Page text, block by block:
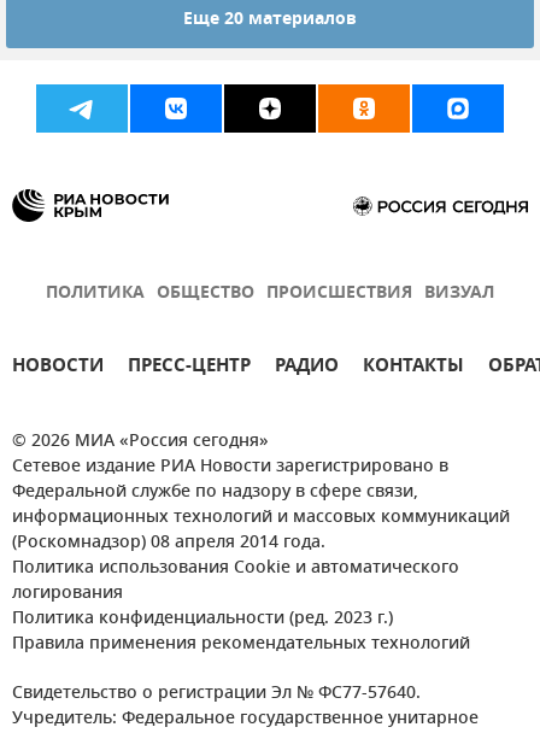
Еще 20 материалов
ПОЛИТИКА ОБЩЕСТВО ПРОИСШЕСТВИЯ ВИЗУАЛ
НОВОСТИ ПРЕСС-ЦЕНТР РАДИО КОНТАКТЫ
© 2026 МИА «Россия сегодня»
Сетевое издание РИА Новости зарегистрировано в
Федеральной службе по надзору в сфере связи,
информационных технологий и массовых коммуникаций
(Роскомнадзор) 08 апреля 2014 года.
Политика использования Cookie и автоматического
логирования
Политика конфиденциальности (ред. 2023 г.)
Правила применения рекомендательных технологий
Свидетельство о регистрации Эл № ФС77-57640.
Учредитель: Федеральное государственное унитарное